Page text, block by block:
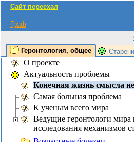
Сайт переехал
Граф
Геронтология, общее
О проекте
Актуальность проблемы
Конечная жизнь смысла
Самая большая проблема
К ученым всего мира
Ведущие геронтологи
исследования механизмов